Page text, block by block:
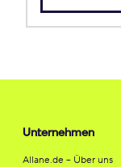
Unternehmen
Allane.de – Über uns